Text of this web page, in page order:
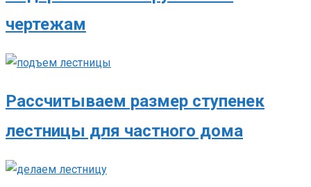
чертежам
Рассчитываем размер ступенек
лестницы для частного дома